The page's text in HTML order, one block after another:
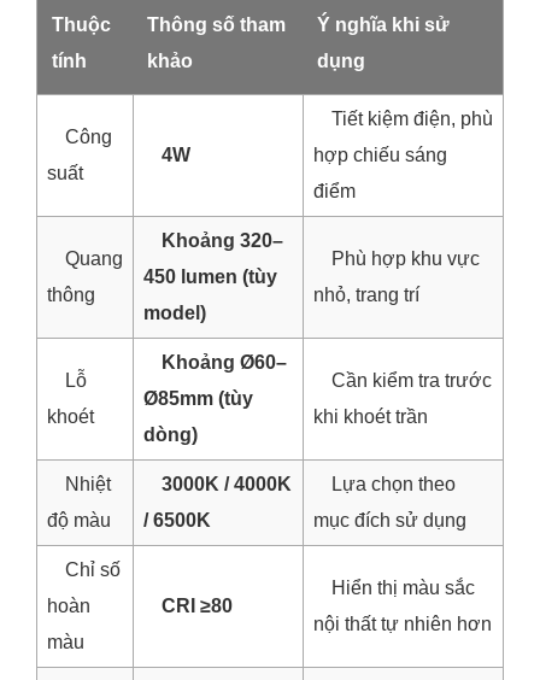
Thuộc
tính
Thông số tham
khảo
Ý nghĩa khi sử
dụng
Công
suất
4W
Tiết kiệm điện, phù
hợp chiếu sáng
điểm
Quang
thông
Khoảng 320–
450 lumen (tùy
model)
Phù hợp khu vực
nhỏ, trang trí
Lỗ
khoét
Khoảng Ø60–
Ø85mm (tùy
dòng)
Cần kiểm tra trước
khi khoét trần
Nhiệt
độ màu
3000K / 4000K
/ 6500K
Lựa chọn theo
mục đích sử dụng
Chỉ số
hoàn
màu
CRI ≥80
Hiển thị màu sắc
nội thất tự nhiên hơn